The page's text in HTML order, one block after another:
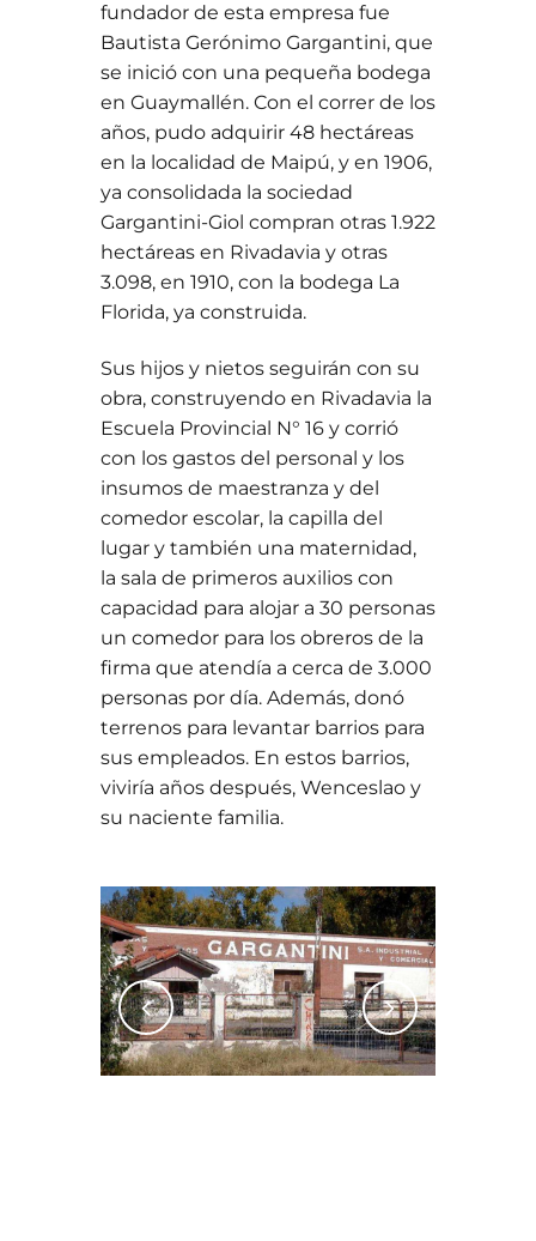
fundador de esta empresa fue
Bautista Gerónimo Gargantini, que
se inició con una pequeña bodega
en Guaymallén. Con el correr de los
años, pudo adquirir 48 hectáreas
en la localidad de Maipú, y en 1906,
ya consolidada la sociedad
Gargantini-Giol compran otras 1.922
hectáreas en Rivadavia y otras
3.098, en 1910, con la bodega La
Florida, ya construida.
Sus hijos y nietos seguirán con su
obra, construyendo en Rivadavia la
Escuela Provincial N° 16 y corrió
con los gastos del personal y los
insumos de maestranza y del
comedor escolar, la capilla del
lugar y también una maternidad,
la sala de primeros auxilios con
capacidad para alojar a 30 personas
un comedor para los obreros de la
firma que atendía a cerca de 3.000
personas por día. Además, donó
terrenos para levantar barrios para
sus empleados. En estos barrios,
viviría años después, Wenceslao y
su naciente familia.